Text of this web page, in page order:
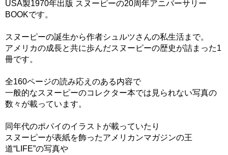
USA製1970年出版 スヌーピーの20周年アニバーサリー
BOOKです。
スヌーピーの誕生から作者シュルツさんの私生活まで。
アメリカの成長と共に歩んだスヌーピーの歴史が詰まった1
冊です。
全160ページの読み応えのある内容で
一般的なスヌーピーのコレクター本では見られない写真の
数々が載っています。
同年代のポパイのイラストが載っていたり
スヌーピーが表紙を飾ったアメリカンマガジンの王
道“LIFE”の写真や